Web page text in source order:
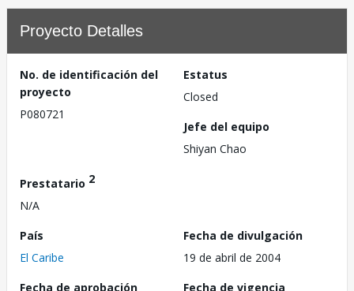
Proyecto Detalles
No. de identificación del
proyecto
P080721
Estatus
Closed
Jefe del equipo
Shiyan Chao
Prestatario 2
N/A
País
El Caribe
Fecha de divulgación
19 de abril de 2004
Fecha de aprobación
Fecha de vigencia